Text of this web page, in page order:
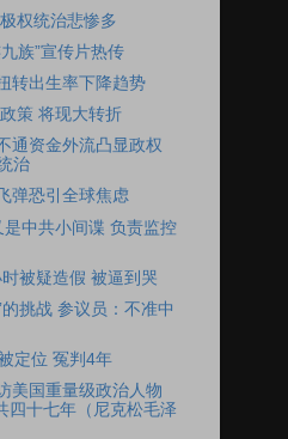
权统治悲惨多
族”宣传片热传
转出生率下降趋势
策 将现大转折
通资金外流凸显政权
治
弹恐引全球焦虑
中共小间谍 负责监控
被疑造假 被逼到哭
挑战 参议员：不准中
定位 冤判4年
美国重量级政治人物
四十七年（尼克松毛泽